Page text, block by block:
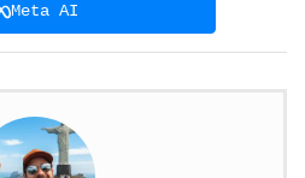
Meta AI